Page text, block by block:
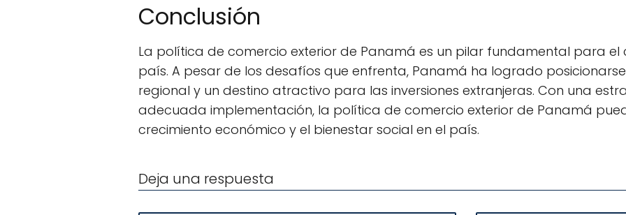
Conclusión
La política de comercio exterior de Panamá es un pilar fundamental para el
país. A pesar de los desafíos que enfrenta, Panamá ha logrado
regional y un destino atractivo para las inversiones extranjeras. Con una
adecuada implementación, la política de comercio exterior de Panamá
crecimiento económico y el bienestar social en el país.
Deja una respuesta